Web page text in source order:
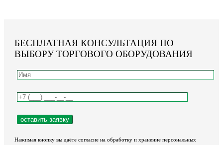
БЕСПЛАТНАЯ КОНСУЛЬТАЦИЯ ПО
ВЫБОРУ ТОРГОВОГО ОБОРУДОВАНИЯ
Нажимая кнопку вы даёте согласие на обработку и хранение персональных